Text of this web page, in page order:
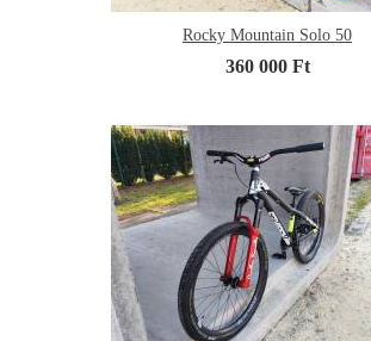
Rocky Mountain Solo 50
360 000 Ft